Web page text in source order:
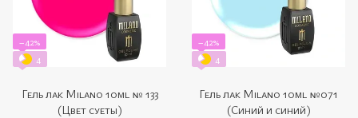
−42%
4
Гель лак Milano 10ml № 133
(Цвет суеты)
−42%
4
Гель лак Milano 10ml №071
(Синий и синий)